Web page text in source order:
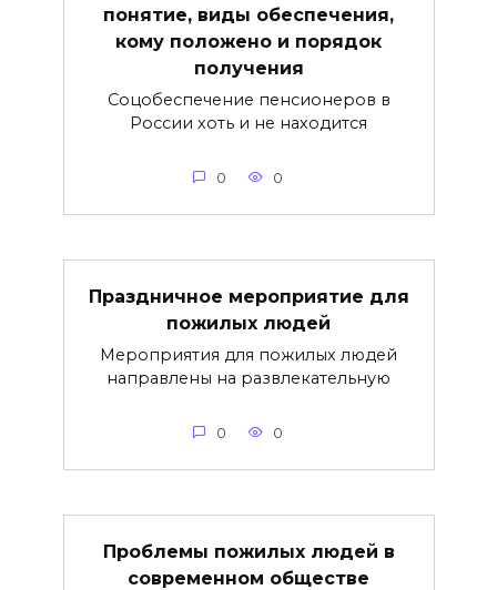
понятие, виды обеспечения,
кому положено и порядок
получения
Соцобеспечение пенсионеров в
России хоть и не находится
0 0
Праздничное мероприятие для
пожилых людей
Мероприятия для пожилых людей
направлены на развлекательную
0 0
Проблемы пожилых людей в
современном обществе